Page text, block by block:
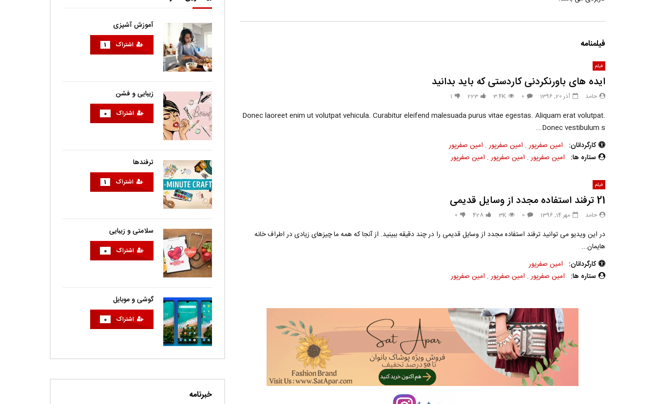
فیلمنامه
فیلم
ایده های باورنکردنی کاردستی که باید بدانید
حامد آذر 20, 1396 0
3.4K
223
1
Donec laoreet enim ut volutpat vehicula. Curabitur eleifend malesuada purus vitae egestas. Aliquam erat volutpat.
Donec vestibulum s...
کارگردانان: امین صفرپور . امین صفرپور . امین صفرپور
ستاره ها: امین صفرپور . امین صفرپور . امین صفرپور
فیلم
21 ترفند استفاده مجدد از وسایل قدیمی
حامد مهر 14, 1396 0
3K
428
0
در این ویدیو می توانید ترفند استفاده مجدد از وسایل قدیمی را در چند دقیقه ببینید. از آنجا که همه ما چیزهای زیادی در اطراف خانه
هایمان...
کارگردانان: امین صفرپور
ستاره ها: امین صفرپور . امین صفرپور . امین صفرپور
آموزش آشپزی
اشتراک 1
زیبایی و فشن
اشتراک 0
ترفندها
اشتراک 1
سلامتی و زیبایی
اشتراک 0
گوشی و موبایل
اشتراک 0
خبرنامه